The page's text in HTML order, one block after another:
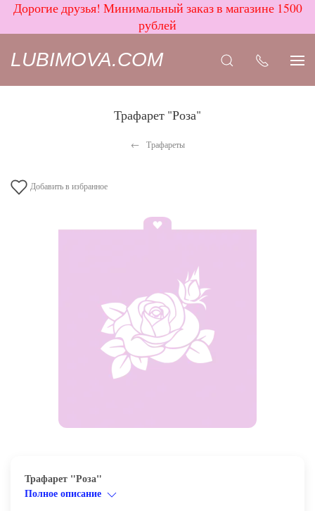
Дорогие друзья! Минимальный заказ в магазине 1500
рублей
LUBIMOVA.COM
Трафарет "Роза"
Трафареты
Добавить в избранное
Трафарет "Роза"
Полное описание